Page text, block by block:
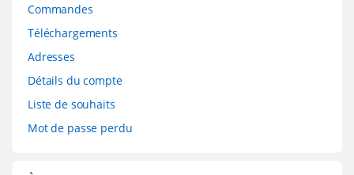
Commandes
Téléchargements
Adresses
Détails du compte
Liste de souhaits
Mot de passe perdu